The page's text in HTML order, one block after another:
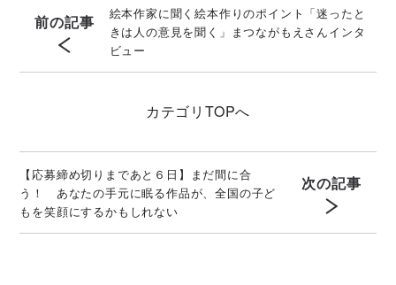
前の記事
絵本作家に聞く絵本作りのポイント「迷ったと
きは人の意見を聞く」まつながもえさんインタ
ビュー
カテゴリ TOPへ
【応募締め切りまであと６日】まだ間に合
う！ あなたの手元に眠る作品が、全国の子ど
もを笑顔にするかもしれない
次の記事